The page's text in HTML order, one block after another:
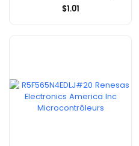
$1.01